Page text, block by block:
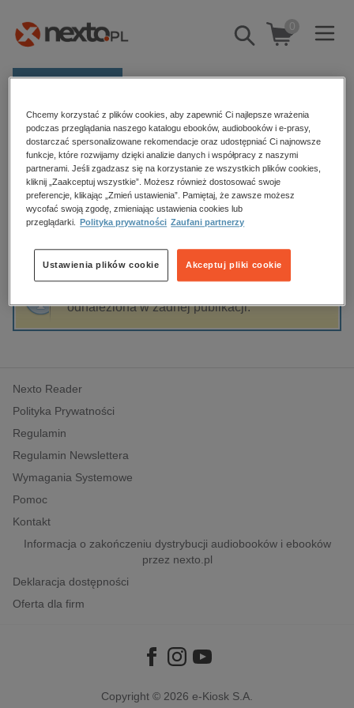
Pokaż/schowaj
wyszukiwarkę
0
Kategorie
Zobacz wszystkie E-prasa
budownictwo, aranżacja wnętrz
biznesowe, branżowe, gospodarka
dzienniki
edukacja
hobby, sport, rozrywka
komputery, internet, technologie, informatyka
polityka, społeczno-informacyjne
psychologiczne
inne
popularno-naukowe
historia
Strona główna Victoria Connelly
Victoria Connelly
Sortowanie Filtrowanie
odnaleziona w żadnej publikacji.
Nexto Reader
Polityka Prywatności
Regulamin
Regulamin Newslettera
Wymagania Systemowe
Pomoc
Kontakt
Informacja o zakończeniu dystrybucji audiobooków i ebooków
przez nexto.pl
Deklaracja dostępności
Oferta dla firm
Copyright © 2026 e-Kiosk S.A.
Chcemy korzystać z plików cookies, aby zapewnić Ci najlepsze wrażenia
podczas przeglądania naszego katalogu ebooków, audiobooków i e-prasy,
dostarczać spersonalizowane rekomendacje oraz udostępniać Ci najnowsze
funkcje, które rozwijamy dzięki analizie danych i współpracy z naszymi
partnerami. Jeśli zgadzasz się na korzystanie ze wszystkich plików cookies,
kliknij „Zaakceptuj wszystkie”. Możesz również dostosować swoje
preferencje, klikając „Zmień ustawienia”. Pamiętaj, że zawsze możesz
wycofać swoją zgodę, zmieniając ustawienia cookies lub
przeglądarki.
Polityka prywatności Zaufani partnerzy
Akceptuj pliki cookie
Ustawienia plików cookie